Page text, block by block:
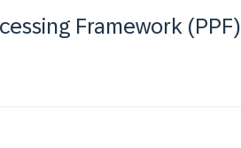
Framework (PPF)